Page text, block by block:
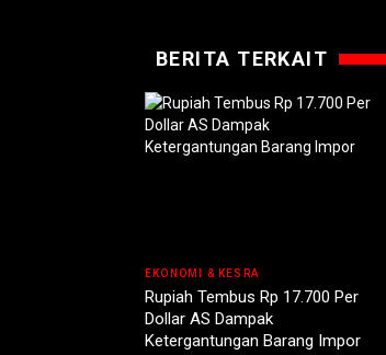
BERITA TERKAIT
EKONOMI & KESRA
Rupiah Tembus Rp 17.700 Per
Dollar AS Dampak
Ketergantungan Barang Impor